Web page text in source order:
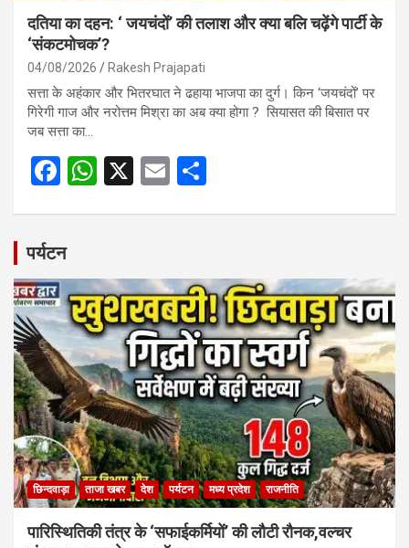
दतिया का दहन: ‘ जयचंदों’ की तलाश और क्या बलि चढ़ेंगे पार्टी के
‘संकटमोचक’?
04/08/2026 Rakesh Prajapati
सत्ता के अहंकार और भितरघात ने ढहाया भाजपा का दुर्ग। किन ‘जयचंदों’ पर
गिरेगी गाज और नरोत्तम मिश्रा का अब क्या होगा ? सियासत की बिसात पर
जब सत्ता का…
F
b
o
o
k
W
A
p
p
X
E
पर्यटन
छिन्दवाड़ा ताजा खबर देश पर्यटन मध्य प्रदेश राजनीति
पारिस्थितिकी तंत्र के ‘सफाईकर्मियों’ की लौटी रौनक,वल्चर